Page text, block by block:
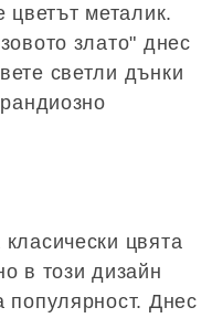
цветът металик.
злато" днес
светли дънки
цвята
в този дизайн
популярност. Днес